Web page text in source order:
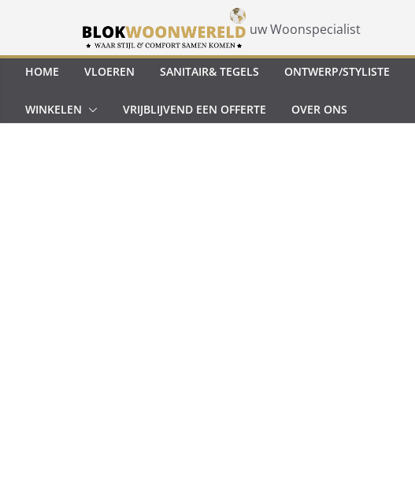
inhoud
uw Woonspecialist
HOME VLOEREN SANITAIR& TEGELS ONTWERP/STYLISTE
WINKELEN VRIJBLIJVEND EEN OFFERTE OVER ONS